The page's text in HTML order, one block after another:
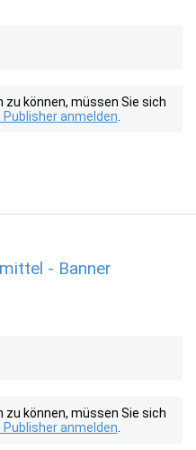
können, müssen Sie sich
Publisher anmelden
- Banner
können, müssen Sie sich
Publisher anmelden